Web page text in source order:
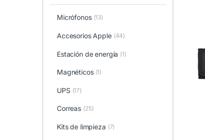
Micrófonos (13)
Accesorios Apple (44)
Estación de energía (1)
Magnéticos (1)
UPS (17)
Correas (25)
Kits de limpieza (7)